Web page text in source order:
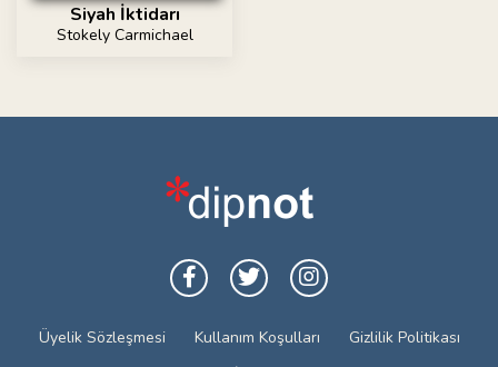
Siyah İktidarı
Stokely Carmichael
Üyelik Sözleşmesi Kullanım Koşulları
Gizlilik Politikası